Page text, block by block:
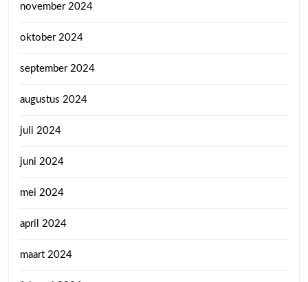
november 2024
oktober 2024
september 2024
augustus 2024
juli 2024
juni 2024
mei 2024
april 2024
maart 2024